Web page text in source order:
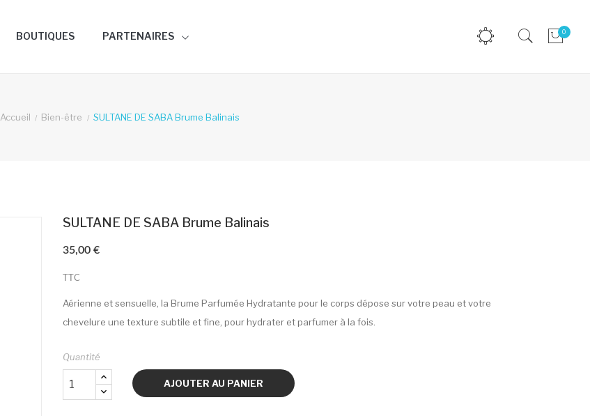
BOUTIQUES PARTENAIRES 0
Accueil Bien-être SULTANE DE SABA Brume Balinais
SULTANE DE SABA Brume Balinais
35,00 €
TTC
Aérienne et sensuelle, la Brume Parfumée Hydratante pour le corps dépose sur votre peau et votre
chevelure une texture subtile et fine, pour hydrater et parfumer à la fois.
Quantité
AJOUTER AU PANIER